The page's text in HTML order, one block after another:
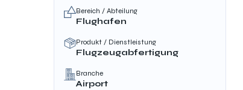
Bereich / Abteilung
Flughafen
Produkt / Dienstleistung
Flugzeugabfertigung
Branche
Airport